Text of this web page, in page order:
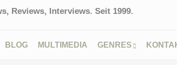
Reviews, Interviews. Seit 1999.
BLOG MULTIMEDIA GENRES